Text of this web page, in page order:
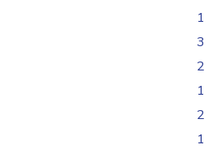
1
3
2
1
2
1